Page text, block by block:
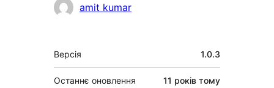
amit kumar
Мета
Версія 1.0.3
Останнє оновлення 11 років тому